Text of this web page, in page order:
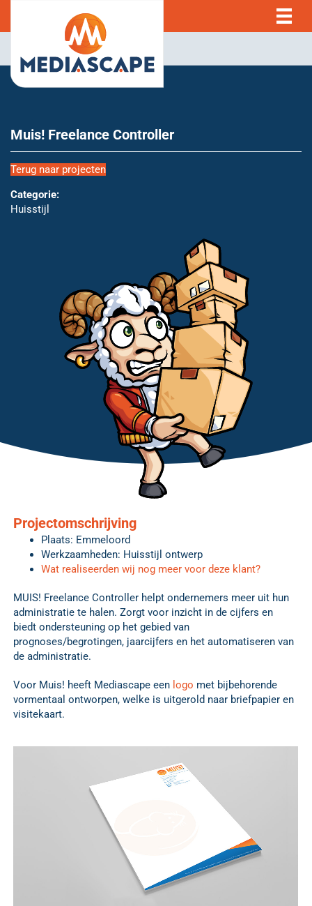
Muis! Freelance Controller
Terug naar projecten
Categorie:
Huisstijl
Projectomschrijving
Plaats: Emmeloord
Werkzaamheden: Huisstijl ontwerp
Wat realiseerden wij nog meer voor deze klant?
MUIS! Freelance Controller helpt ondernemers meer uit hun
administratie te halen. Zorgt voor inzicht in de cijfers en
biedt ondersteuning op het gebied van
prognoses/begrotingen, jaarcijfers en het automatiseren van
de administratie.
Voor Muis! heeft Mediascape een logo met bijbehorende
vormentaal ontworpen, welke is uitgerold naar briefpapier en
visitekaart.